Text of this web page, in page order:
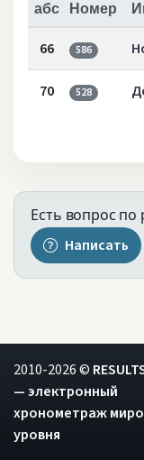
абс Номер
66 586
70 528
Есть вопрос по
Написать
2010-2026 ©
— электронный
хронометраж
уровня